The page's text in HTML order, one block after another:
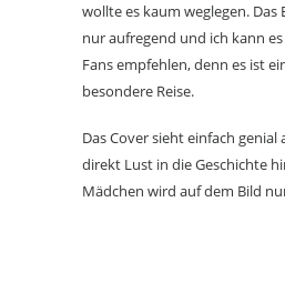
wollte es kaum weglegen. Das
nur aufregend und ich kann
Fans empfehlen, denn es ist
besondere Reise.
Das Cover sieht einfach
direkt Lust in die Geschichte
Mädchen wird auf dem Bild